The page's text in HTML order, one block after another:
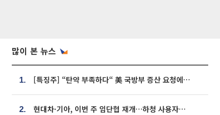
많이 본 뉴스
1. [특징주] “탄약 부족하다“ 美 국방부 증산 요청에⋯국내 방산주 급등세
2. 현대차·기아, 이번 주 임단협 재개…하청 사용자성 재심도 ‘변수’